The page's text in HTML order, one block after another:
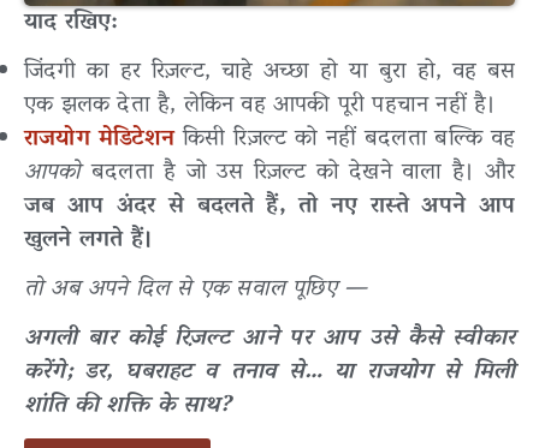
याद रखिए:
जिंदगी का हर रिज़ल्ट, चाहे अच्छा हो या बुरा हो, वह बस
एक झलक देता है, लेकिन वह आपकी पूरी पहचान नहीं है।
राजयोग मेडिटेशनकिसी रिज़ल्ट को नहीं बदलता बल्कि वह
आपकोबदलता है जो उस रिज़ल्ट को देखने वाला है। और
जब आप अंदर से बदलते हैं, तो नए रास्ते अपने आप
खुलने लगते हैं।
तो अब अपने दिल से एक सवाल पूछिए —
अगली बार कोई रिज़ल्ट आने पर आप उसे कैसे स्वीकार
करेंगे; डर, घबराहट व तनाव से… या राजयोग से मिली
शांति की शक्ति के साथ?